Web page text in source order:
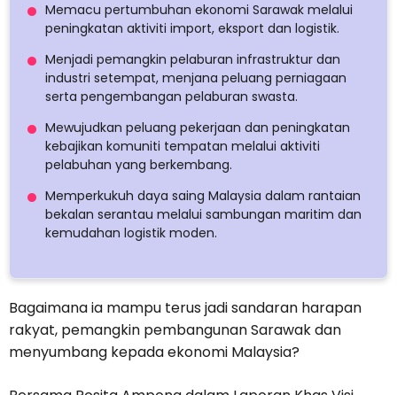
Memacu pertumbuhan ekonomi Sarawak melalui
peningkatan aktiviti import, eksport dan logistik.
Menjadi pemangkin pelaburan infrastruktur dan
industri setempat, menjana peluang perniagaan
serta pengembangan pelaburan swasta.
Mewujudkan peluang pekerjaan dan peningkatan
kebajikan komuniti tempatan melalui aktiviti
pelabuhan yang berkembang.
Memperkukuh daya saing Malaysia dalam rantaian
bekalan serantau melalui sambungan maritim dan
kemudahan logistik moden.
Bagaimana ia mampu terus jadi sandaran harapan
rakyat, pemangkin pembangunan Sarawak dan
menyumbang kepada ekonomi Malaysia?